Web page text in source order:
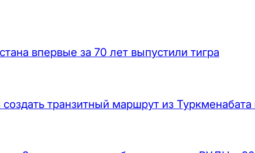
впервые за 70 лет выпустили тигра
транзитный маршрут из